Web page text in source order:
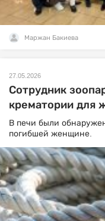
Маржан Бакиева
27.05.2026
Сотрудник
крематории для
В печи были
погибшей женщине.